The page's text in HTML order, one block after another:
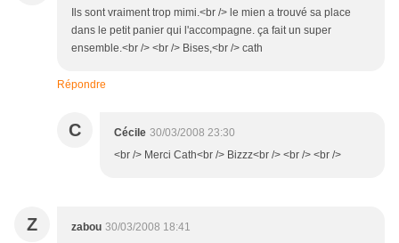
Ils sont vraiment trop mimi.<br /> le mien a trouvé sa place
dans le petit panier qui l'accompagne. ça fait un super
ensemble.<br /> <br /> Bises,<br /> cath
Répondre
C Cécile 30/03/2008 23:30
<br /> Merci Cath<br /> Bizzz<br /> <br /> <br />
Z zabou 30/03/2008 18:41